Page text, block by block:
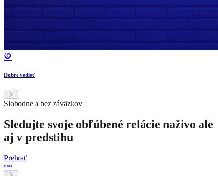
Dobre vedieť
Slobodne a bez záväzkov
Sledujte svoje obľúbené relácie naživo ale
aj v predstihu
Prehrať